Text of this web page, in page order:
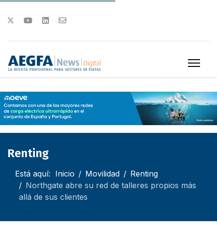
Renting
Está aquí: Inicio Movilidad
Renting
Northgate abre su red de talleres propios más
allá de sus clientes